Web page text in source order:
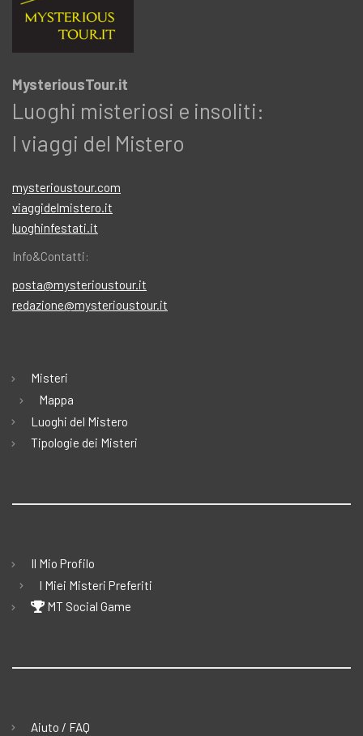
MysteriousTour.it
Luoghi misteriosi e insoliti:
I viaggi del Mistero
mysterioustour.com
viaggidelmistero.it
luoghinfestati.it
Info&Contatti:
posta@mysterioustour.it
redazione@mysterioustour.it
Misteri
Mappa
Luoghi del Mistero
Tipologie dei Misteri
Il Mio Profilo
I Miei Misteri Preferiti
MT Social Game
Aiuto / FAQ